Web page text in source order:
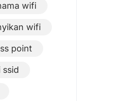
wifi
wifi
point
ssid